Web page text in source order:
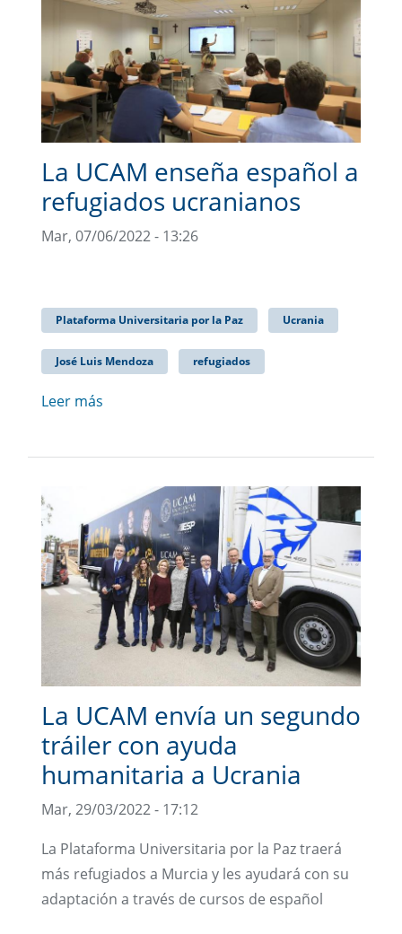
La UCAM enseña español a
refugiados ucranianos
Mar, 07/06/2022 - 13:26
Plataforma Universitaria por la Paz Ucrania
José Luis Mendoza refugiados
Leer más
La UCAM envía un segundo
tráiler con ayuda
humanitaria a Ucrania
Mar, 29/03/2022 - 17:12
La Plataforma Universitaria por la Paz traerá
más refugiados a Murcia y les ayudará con su
adaptación a través de cursos de español